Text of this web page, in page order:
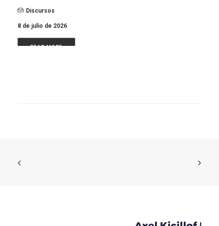
Discursos
8 de julio de 2026
READ MORE